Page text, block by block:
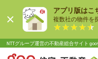
アプリ版はこ
複数社の物件を
NTTグループ運営の不動産総合サイト